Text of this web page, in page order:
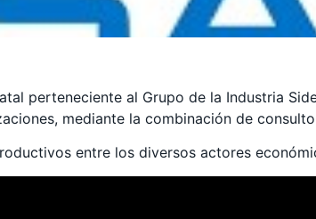
perteneciente al Grupo de la Industria
mediante la combinación de
entre los diversos actores